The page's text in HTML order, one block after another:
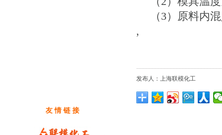
（3）原料内混
,
发布人：上海联模化工
友 情 链 接